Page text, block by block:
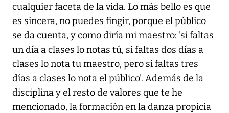
cualquier faceta de la vida. Lo más bello es que
es sincera, no puedes fingir, porque el público
se da cuenta, y como diría mi maestro: 'si faltas
un día a clases lo notas tú, si faltas dos días a
clases lo nota tu maestro, pero si faltas tres
días a clases lo nota el público'. Además de la
disciplina y el resto de valores que te he
mencionado, la formación en la danza propicia